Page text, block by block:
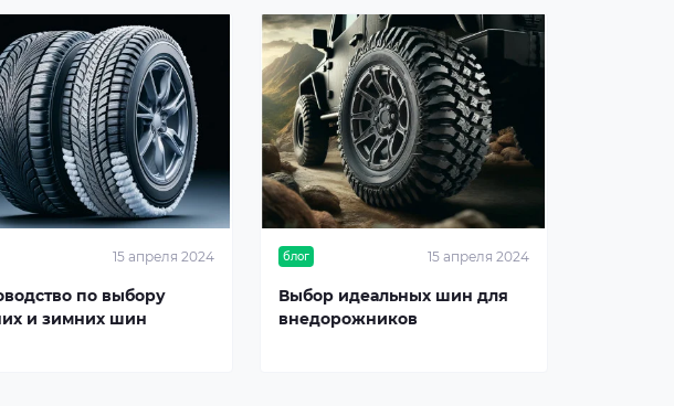
15 апреля 2024
по выбору
и зимних шин
блог 15 апреля 2024
Выбор идеальных шин для
внедорожников